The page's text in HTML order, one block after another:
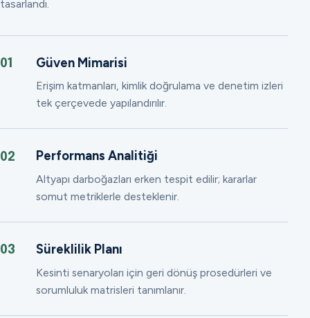
tasarlandı.
01 Güven Mimarisi
Erişim katmanları, kimlik doğrulama ve denetim izleri
tek çerçevede yapılandırılır.
02 Performans Analitiği
Altyapı darboğazları erken tespit edilir; kararlar
somut metriklerle desteklenir.
03 Süreklilik Planı
Kesinti senaryoları için geri dönüş prosedürleri ve
sorumluluk matrisleri tanımlanır.